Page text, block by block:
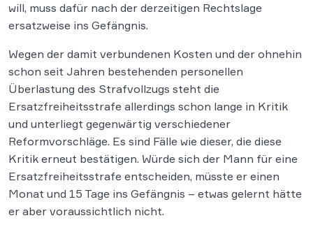
will, muss dafür nach der derzeitigen Rechtslage
ersatzweise ins Gefängnis.
Wegen der damit verbundenen Kosten und der ohnehin
schon seit Jahren bestehenden personellen
Überlastung des Strafvollzugs steht die
Ersatzfreiheitsstrafe allerdings schon lange in Kritik
und unterliegt gegenwärtig verschiedener
Reformvorschläge. Es sind Fälle wie dieser, die diese
Kritik erneut bestätigen. Würde sich der Mann für eine
Ersatzfreiheitsstrafe entscheiden, müsste er einen
Monat und 15 Tage ins Gefängnis – etwas gelernt hätte
er aber voraussichtlich nicht.